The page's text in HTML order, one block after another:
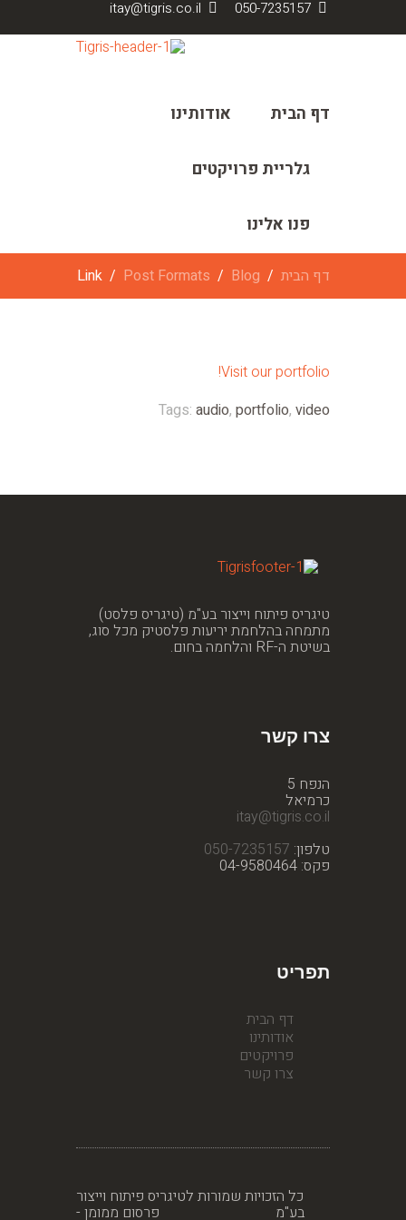
050-7235157
itay@tigris.co.il
דף הבית אודותינו
גלריית פרויקטים
פנו אלינו
דף הבית Blog
Post Formats
Link
Visit our portfolio!
Tags: audio, portfolio, video
טיגריס פיתוח וייצור בע"מ (טיגריס פלסט)
מתמחה בהלחמת יריעות פלסטיק מכל סוג,
בשיטת ה-RF והלחמה בחום.
צרו קשר
הנפח 5
כרמיאל
itay@tigris.co.il
טלפון: 050-7235157
פקס: 04-9580464
תפריט
דף הבית
אודותינו
פרויקטים
צרו קשר
כל הזכויות שמורות לטיגריס פיתוח וייצור
בע"מ פרסום ממומן -